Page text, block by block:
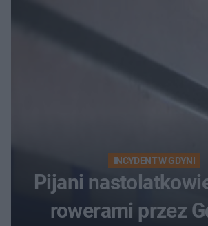
INCYDENT W GDYNI
Pijani
rowerami przez